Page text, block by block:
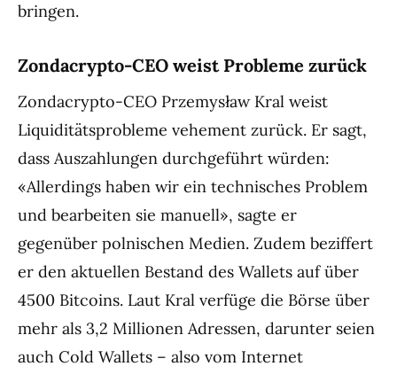
bringen.
Zondacrypto-CEO weist Probleme zurück
Zondacrypto-CEO Przemysław Kral weist
Liquiditätsprobleme vehement zurück. Er sagt,
dass Auszahlungen durchgeführt würden:
«Allerdings haben wir ein technisches Problem
und bearbeiten sie manuell», sagte er
gegenüber polnischen Medien. Zudem beziffert
er den aktuellen Bestand des Wallets auf über
4500 Bitcoins. Laut Kral verfüge die Börse über
mehr als 3,2 Millionen Adressen, darunter seien
auch Cold Wallets – also vom Internet